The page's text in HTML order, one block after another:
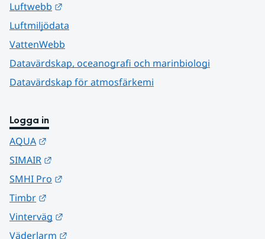
Luftwebb
Luftmiljödata
VattenWebb
Datavärdskap, oceanografi och marinbiologi
Datavärdskap för atmosfärkemi
Logga in
AQUA
SIMAIR
SMHI Pro
Timbr
Vinterväg
Väderlarm